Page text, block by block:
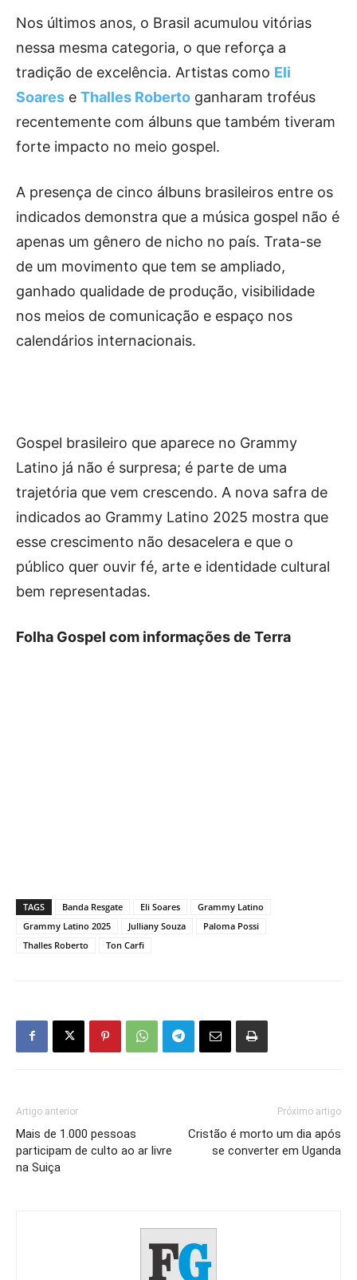
Nos últimos anos, o Brasil acumulou vitórias
nessa mesma categoria, o que reforça a
tradição de excelência. Artistas como Eli
Soares e Thalles Roberto ganharam troféus
recentemente com álbuns que também tiveram
forte impacto no meio gospel.
A presença de cinco álbuns brasileiros entre os
indicados demonstra que a música gospel não é
apenas um gênero de nicho no país. Trata-se
de um movimento que tem se ampliado,
ganhado qualidade de produção, visibilidade
nos meios de comunicação e espaço nos
calendários internacionais.
Gospel brasileiro que aparece no Grammy
Latino já não é surpresa; é parte de uma
trajetória que vem crescendo. A nova safra de
indicados ao Grammy Latino 2025 mostra que
esse crescimento não desacelera e que o
público quer ouvir fé, arte e identidade cultural
bem representadas.
Folha Gospel com informações de Terra
TAGS Banda Resgate Eli Soares
Grammy Latino
Grammy Latino 2025
Julliany Souza
Paloma Possi
Thalles Roberto
Ton Carfi
Artigo anterior
Mais de 1.000 pessoas
participam de culto ao ar livre
na Suiça
Próximo artigo
Cristão é morto um dia após
se converter em Uganda